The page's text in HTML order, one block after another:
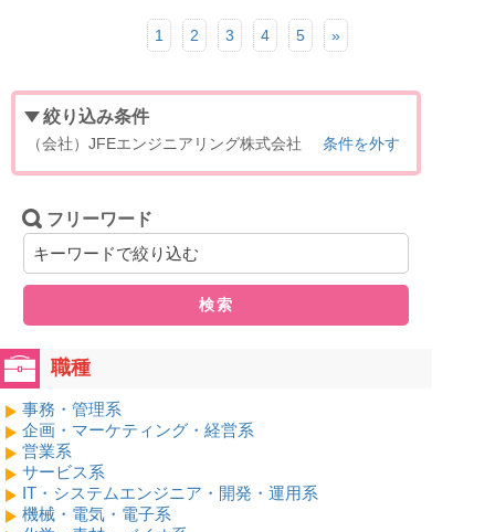
1 2 3 4 5 »
絞り込み条件
（会社）JFEエンジニアリング株式会社 条件を外す
フリーワード
検索
職種
事務・管理系
企画・マーケティング・経営系
営業系
サービス系
IT・システムエンジニア・開発・運用系
機械・電気・電子系